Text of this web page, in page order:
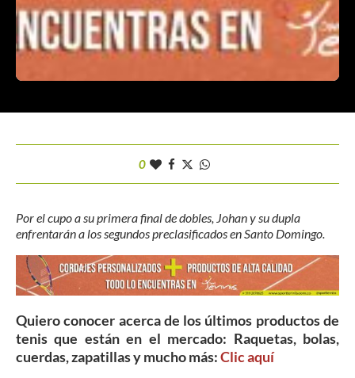
0
Por el cupo a su primera final de dobles, Johan y su dupla
enfrentarán a los segundos preclasificados en Santo Domingo.
Quiero conocer acerca de los últimos productos de
tenis que están en el mercado: Raquetas, bolas,
cuerdas, zapatillas y mucho más:Clic aquí